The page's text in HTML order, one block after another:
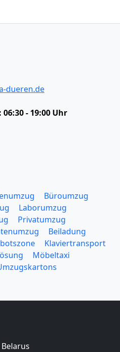
dueren.de
06:30 - 19:00 Uhr
Büroumzug
Laborumzug
Privatumzug
Beiladung
Klaviertransport
Möbeltaxi